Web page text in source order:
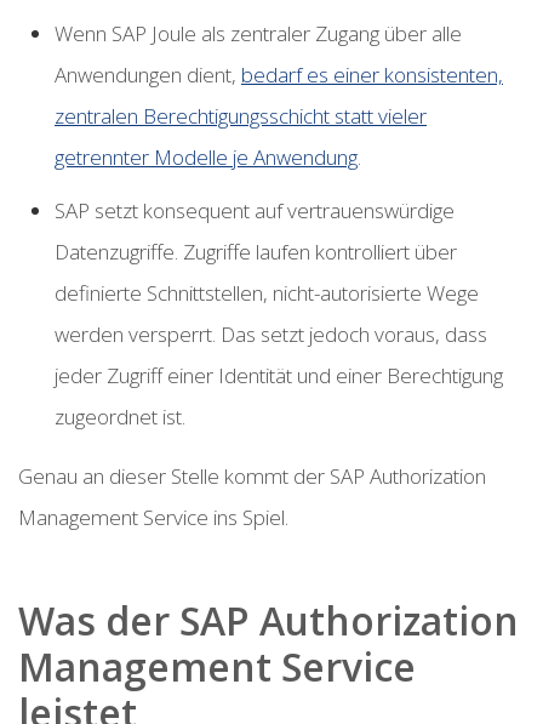
Wenn SAP Joule als zentraler Zugang über alle
Anwendungen dient, bedarf es einer konsistenten,
zentralen Berechtigungsschicht statt vieler
getrennter Modelle je Anwendung.
SAP setzt konsequent auf vertrauenswürdige
Datenzugriffe. Zugriffe laufen kontrolliert über
definierte Schnittstellen, nicht-autorisierte Wege
werden versperrt. Das setzt jedoch voraus, dass
jeder Zugriff einer Identität und einer Berechtigung
zugeordnet ist.
Genau an dieser Stelle kommt der SAP Authorization
Management Service ins Spiel.
Was der SAP Authorization
Management Service
leistet